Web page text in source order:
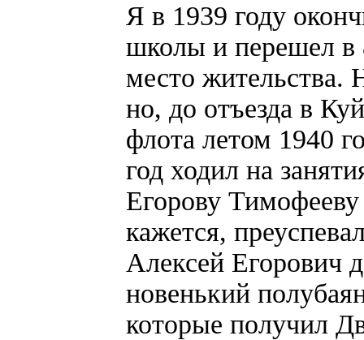
Я в 1939 году
школы и перешел в
место жительства.
но, до отъезда в
флота летом 1940
год ходил на
Егорову
кажется,
Алексей Егорович
новенький
которые получил